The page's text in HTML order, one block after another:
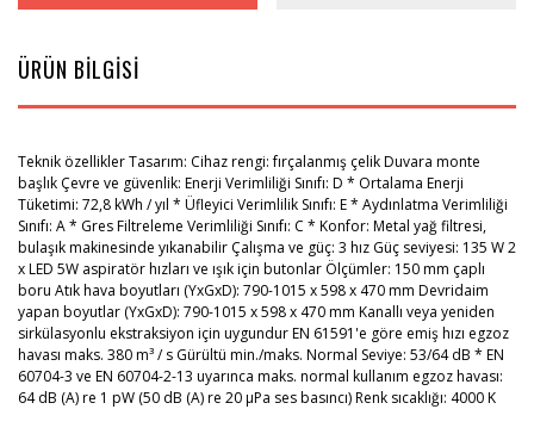
ÜRÜN BİLGİSİ
Teknik özellikler Tasarım: Cihaz rengi: fırçalanmış çelik Duvara monte
başlık Çevre ve güvenlik: Enerji Verimliliği Sınıfı: D * Ortalama Enerji
Tüketimi: 72,8 kWh / yıl * Üfleyici Verimlilik Sınıfı: E * Aydınlatma Verimliliği
Sınıfı: A * Gres Filtreleme Verimliliği Sınıfı: C * Konfor: Metal yağ filtresi,
bulaşık makinesinde yıkanabilir Çalışma ve güç: 3 hız Güç seviyesi: 135 W 2
x LED 5W aspiratör hızları ve ışık için butonlar Ölçümler: 150 mm çaplı
boru Atık hava boyutları (YxGxD): 790-1015 x 598 x 470 mm Devridaim
yapan boyutlar (YxGxD): 790-1015 x 598 x 470 mm Kanallı veya yeniden
sirkülasyonlu ekstraksiyon için uygundur EN 61591'e göre emiş hızı egzoz
havası maks. 380 m³ / s Gürültü min./maks. Normal Seviye: 53/64 dB * EN
60704-3 ve EN 60704-2-13 uyarınca maks. normal kullanım egzoz havası:
64 dB (A) re 1 pW (50 dB (A) re 20 µPa ses basıncı) Renk sıcaklığı: 4000 K